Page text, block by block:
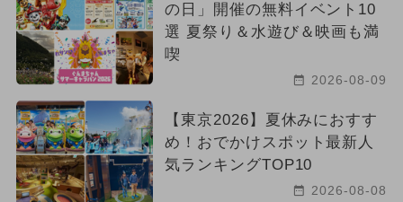
の日」開催の無料イベント10
選 夏祭り＆水遊び＆映画も満
喫
2026-08-09
【東京2026】夏休みにおすす
め！おでかけスポット最新人
気ランキングTOP10
2026-08-08